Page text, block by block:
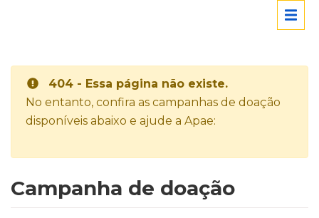
404 - Essa página não existe.
No entanto, confira as campanhas de doação
disponíveis abaixo e ajude a Apae:
Campanha de doação